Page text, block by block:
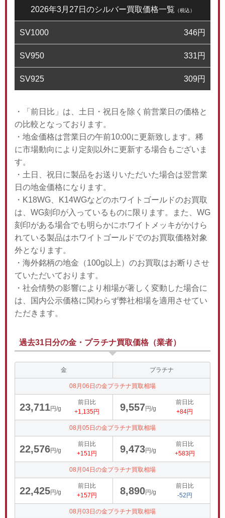
2026年3月27日のシルバー買取価格一覧 （税込）
SV1000 346円
SV950 331円
SV925 309円
・「前日比」は、土日・祝日を除く前営業日の価格と
の比較となっております。
・地金価格は営業日の午前10:00に更新致します。稀
に市場動向により定刻以外に更新する場合もございま
す。
・土日、祝日に製品をお送りいただいた場合は翌営業
日の地金価格になります。
・K18WG、K14WGなどのホワイトゴールドのお買取
は、WG刻印が入っているものに限ります。また、WG
刻印がある場合でも明らかにホワイトメッキがかけら
れている製品はホワイトゴールドでのお買取価格対象
外となります。
・海外銘柄の地金（100g以上）のお買取はお断りさせ
ていただいております。
・社会情勢の影響により相場が著しく変動した場合に
は、国内公示価格に関わらず弊社相場を適用させてい
ただきます。
過去31日分の金・プラチナ買取価格（業者）
金 プラチナ
08月06日の金プラチナ買取相場
23,711円/g
前日比
+1,135円
9,557円/g
前日比
+84円
08月05日の金プラチナ買取相場
22,576円/g
前日比
+151円
9,473円/g
前日比
+583円
08月04日の金プラチナ買取相場
22,425円/g
前日比
+157円
8,890円/g
前日比
-52円
08月03日の金プラチナ買取相場